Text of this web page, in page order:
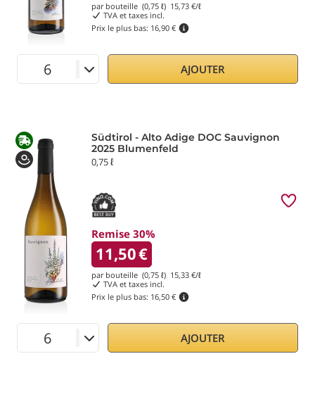
par bouteille (0,75 ℓ) 15,73 €/ℓ
TVA et taxes incl.
Prix le plus bas: 16,90 €
AJOUTER
Südtirol - Alto Adige DOC Sauvignon
2025 Blumenfeld
0,75 ℓ
Remise 30%
11,50€
par bouteille (0,75 ℓ) 15,33 €/ℓ
TVA et taxes incl.
Prix le plus bas: 16,50 €
AJOUTER